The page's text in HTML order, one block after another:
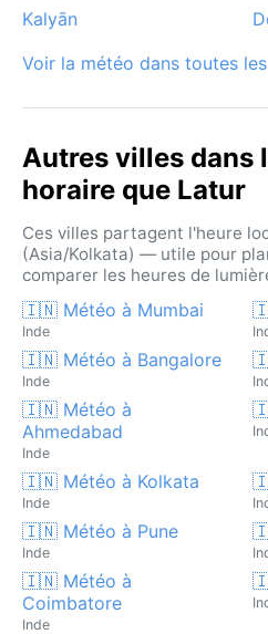
Kalyān
Voir la météo dans toutes
Autres villes dans
horaire que Latur
Ces villes partagent l'heure
(Asia/Kolkata) — utile pour
comparer les heures de
🇮🇳 Météo à Mumbai
Inde
🇮🇳 Météo à Bangalore
Inde
🇮🇳 Météo à
Ahmedabad
Inde
🇮🇳 Météo à Kolkata
Inde
🇮🇳 Météo à Pune
Inde
🇮🇳 Météo à
Coimbatore
Inde